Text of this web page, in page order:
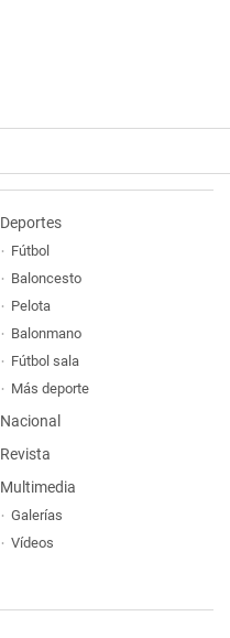
Deportes
Fútbol
Baloncesto
Pelota
Balonmano
Fútbol sala
Más deporte
Nacional
Revista
Multimedia
Galerías
Vídeos